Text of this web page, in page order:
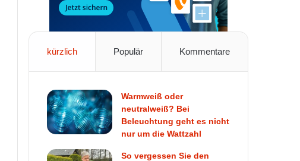
kürzlich Populär Kommentare
Warmweiß oder
neutralweiß? Bei
Beleuchtung geht es nicht
nur um die Wattzahl
So vergessen Sie den